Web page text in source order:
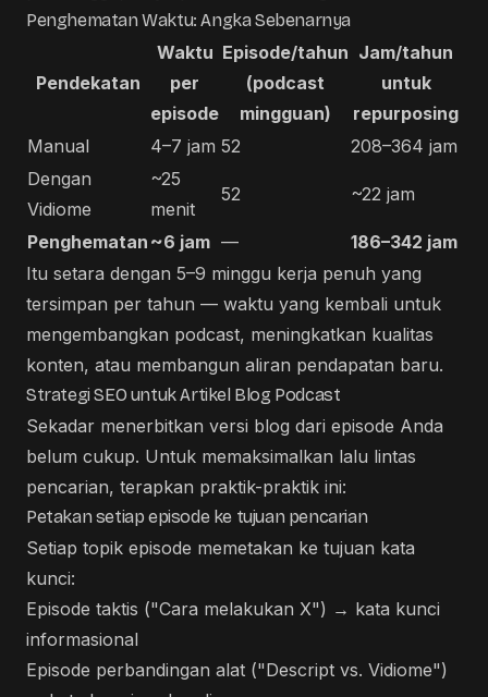
Penghematan Waktu: Angka Sebenarnya
Pendekatan
Waktu
per
episode
Episode/tahun
(podcast
mingguan)
Jam/tahun
untuk
repurposing
Manual
4–7 jam 52
208–364 jam
Dengan
Vidiome
~25
menit
52 ~22 jam
Penghematan ~6 jam —
186–342 jam
Itu setara dengan 5–9 minggu kerja penuh yang
tersimpan per tahun — waktu yang kembali untuk
mengembangkan podcast, meningkatkan kualitas
konten, atau membangun aliran pendapatan baru.
Strategi SEO untuk Artikel Blog Podcast
Sekadar menerbitkan versi blog dari episode Anda
belum cukup. Untuk memaksimalkan lalu lintas
pencarian, terapkan praktik-praktik ini:
Petakan setiap episode ke tujuan pencarian
Setiap topik episode memetakan ke tujuan kata
kunci:
Episode taktis ("Cara melakukan X") → kata kunci
informasional
Episode perbandingan alat ("Descript vs. Vidiome")